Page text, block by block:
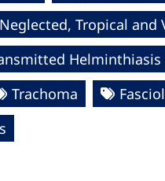
Neglected, Tropical and
Helminthiasis
Trachoma